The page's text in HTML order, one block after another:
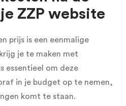
ZZP website
prijs is een eenmalige
je te maken met
essentieel om deze
in je budget op te nemen,
komt te staan.